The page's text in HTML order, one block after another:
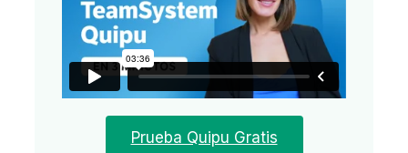
Prueba Quipu Gratis